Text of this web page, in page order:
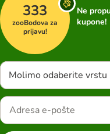
333
zooBodova za
prijavu!
Ne
kupone!
Molimo odaberite vrstu